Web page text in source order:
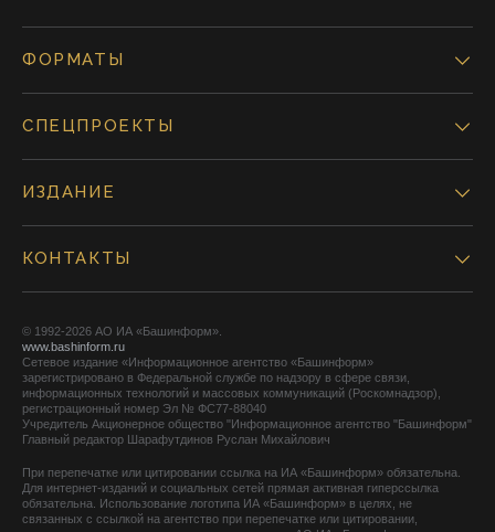
ФОРМАТЫ
СПЕЦПРОЕКТЫ
ИЗДАНИЕ
КОНТАКТЫ
© 1992-2026 АО ИА «Башинформ».
www.bashinform.ru
Сетевое издание «Информационное агентство «Башинформ»
зарегистрировано в Федеральной службе по надзору в сфере связи,
информационных технологий и массовых коммуникаций (Роскомнадзор),
регистрационный номер Эл № ФС77-88040
Учредитель Акционерное общество "Информационное агентство "Башинформ"
Главный редактор Шарафутдинов Руслан Михайлович
При перепечатке или цитировании ссылка на ИА «Башинформ» обязательна.
Для интернет-изданий и социальных сетей прямая активная гиперссылка
обязательна. Использование логотипа ИА «Башинформ» в целях, не
связанных с ссылкой на агентство при перепечатке или цитировании,